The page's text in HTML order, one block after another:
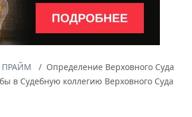
ПРАЙМ
Определение Верховного Суда
в Судебную коллегию Верховного Суда